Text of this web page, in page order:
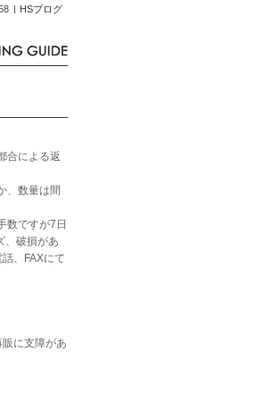
HSブログ
合による返
、数量は間
数ですが7日
、破損があ
、FAXにて
に支障があ